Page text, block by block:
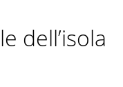
dell’isola